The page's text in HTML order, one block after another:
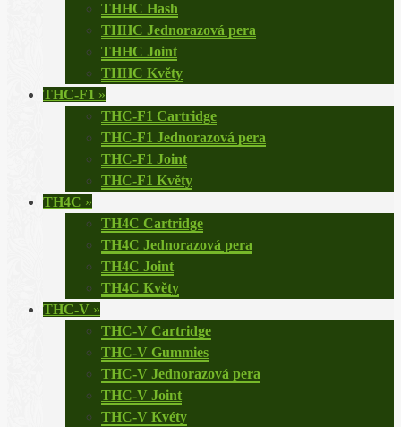
THHC Hash
THHC Jednorazová pera
THHC Joint
THHC Květy
THC-F1 »
THC-F1 Cartridge
THC-F1 Jednorazová pera
THC-F1 Joint
THC-F1 Květy
TH4C »
TH4C Cartridge
TH4C Jednorazová pera
TH4C Joint
TH4C Květy
THC-V »
THC-V Cartridge
THC-V Gummies
THC-V Jednorazová pera
THC-V Joint
THC-V Kvéty